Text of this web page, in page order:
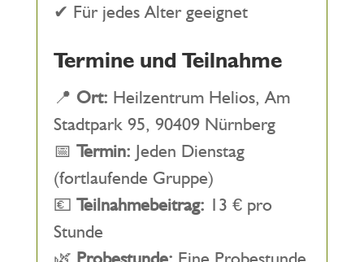
✔ Für jedes Alter geeignet
Termine und Teilnahme
📍 Ort: Heilzentrum Helios, Am
Stadtpark 95, 90409 Nürnberg
📅 Termin: Jeden Dienstag
(fortlaufende Gruppe)
💶 Teilnahmebeitrag: 13 € pro
Stunde